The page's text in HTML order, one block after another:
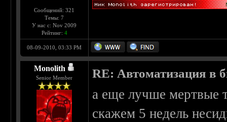
Сообщений: 321
Темы: 7
У нас с: Nov 2009
Рейтинг: 4
08-09-2010, 03:33 PM
Monolith
Senior Member RE: Автоматизация в
а еще лучше мертвые
скажем 5 недель